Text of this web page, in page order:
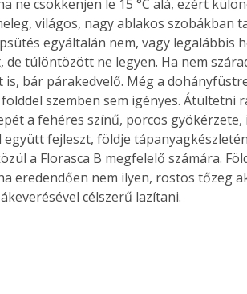
ne csökkenjen le 15 °C alá, ezért
világos, nagy ablakos szobákban
egyáltalán nem, vagy legalábbis
de túlöntözött ne legyen. Ha nem
is, bár párakedvelő. Még a
földdel szemben sem igényes. Átültetni
a fehéres színű, porcos
együtt fejleszt, földje
a Florasca B megfelelő számára.
eredendően nem ilyen, rostos tőzeg
célszerű lazítani.